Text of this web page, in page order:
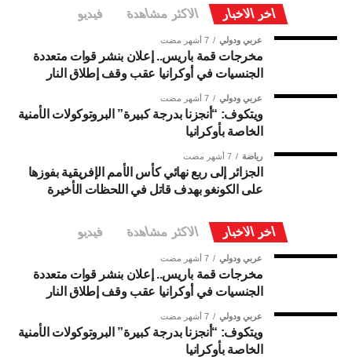
اخر الاخبار الاكثر مشاهدة فيديو
عربي ودولي 7 أشهر مضت
مخرجات قمة باريس.. إعلان بنشر قوات متعددة
الجنسيات في أوكرانيا عقب وقف إطلاق النار
عربي ودولي 7 أشهر مضت
ويتكوف: “أنجزنا بدرجة كبيرة” البروتوكولات الأمنية
الخاصة بأوكرانيا
رياضة 7 أشهر مضت
الجزائر إلى ربع نهائي كأس الأمم الإفريقية بفوزها
على الكونغو بهدف قاتل في اللحظات الأخيرة
اخر الاخبار الاكثر مشاهدة فيديو
عربي ودولي 7 أشهر مضت
مخرجات قمة باريس.. إعلان بنشر قوات متعددة
الجنسيات في أوكرانيا عقب وقف إطلاق النار
عربي ودولي 7 أشهر مضت
ويتكوف: “أنجزنا بدرجة كبيرة” البروتوكولات الأمنية
الخاصة بأوكرانيا